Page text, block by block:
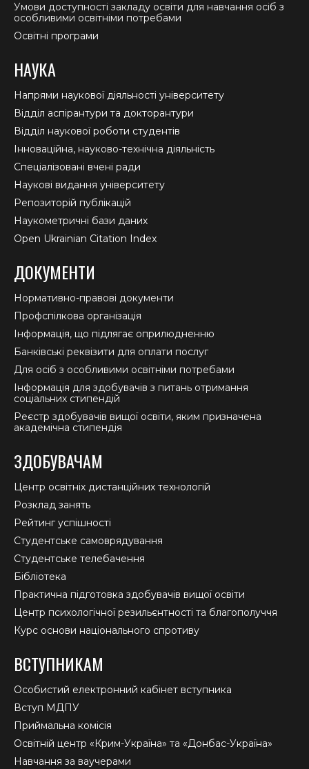
Умови доступності закладу освіти для навчання осіб з
особливими освітніми потребами
Освітні програми
НАУКА
Напрями наукової діяльності університету
Відділ аспірантури та докторантури
Відділ наукової роботи студентів
Інноваційна, науково-технічна діяльність
Спеціалізовані вчені ради
Наукові видання університету
Репозиторій публікацій
Наукометричні бази даних
Open Ukrainian Citation Index
ДОКУМЕНТИ
Нормативно-правові документи
Профспілкова організація
Інформація, що підлягає оприлюдненню
Банківські реквізити для оплати послуг
Для осіб з особливими освітніми потребами
Інформація для здобувачів з питань отримання
соціальних стипендій
Реєстр здобувачів вищої освіти, яким призначена
академічна стипендія
ЗДОБУВАЧАМ
Центр освітніх дистанційних технологій
Розклад занять
Рейтинг успішності
Студентське самоврядування
Студентське телебачення
Бібліотека
Практична підготовка здобувачів вищої освіти
Центр психологічної резильєнтності та благополуччя
Курс основи національного спротиву
ВСТУПНИКАМ
Особистий електронний кабінет вступника
Вступ МДПУ
Приймальна комісія
Освітній центр «Крим-Україна» та «Донбас-Україна»
Навчання за ваучерами